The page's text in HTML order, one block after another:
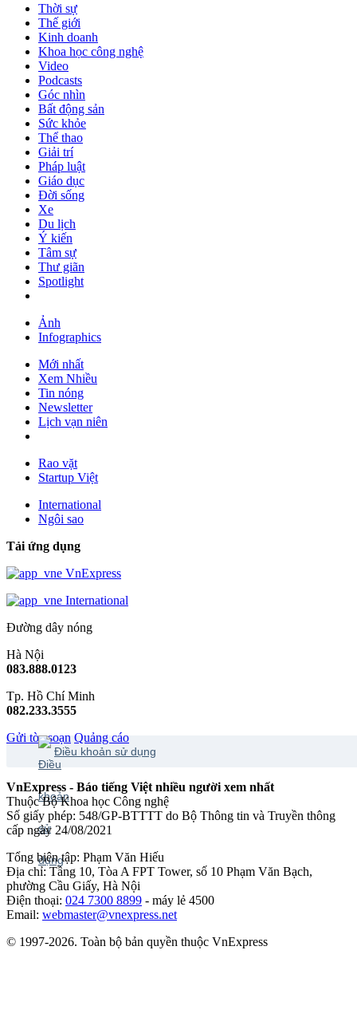
Thời sự
Thế giới
Kinh doanh
Khoa học công nghệ
Video
Podcasts
Góc nhìn
Bất động sản
Sức khỏe
Thể thao
Giải trí
Pháp luật
Giáo dục
Đời sống
Xe
Du lịch
Ý kiến
Tâm sự
Thư giãn
Spotlight
Ảnh
Infographics
Mới nhất
Xem Nhiều
Tin nóng
Newsletter
Lịch vạn niên
Rao vặt
Startup Việt
International
Ngôi sao
Tải ứng dụng
VnExpress
International
Đường dây nóng
Hà Nội
083.888.0123
Tp. Hồ Chí Minh
082.233.3555
Gửi tòa soạn Quảng cáo
Điều khoản sử dụng
VnExpress - Báo tiếng Việt nhiều người xem nhất
Thuộc Bộ Khoa học Công nghệ
Số giấy phép: 548/GP-BTTTT do Bộ Thông tin và Truyền thông
cấp ngày 24/08/2021
Tổng biên tập: Phạm Văn Hiếu
Địa chỉ: Tầng 10, Tòa A FPT Tower, số 10 Phạm Văn Bạch,
phường Cầu Giấy, Hà Nội
Điện thoại: 024 7300 8899 - máy lẻ 4500
Email: webmaster@vnexpress.net
© 1997-2026. Toàn bộ bản quyền thuộc VnExpress